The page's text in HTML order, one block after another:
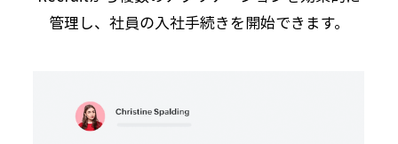
管理し、社員の入社手続きを開始できます。